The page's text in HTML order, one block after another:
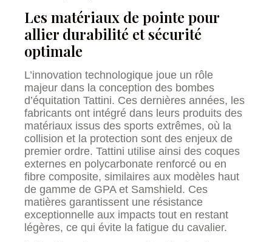
Les matériaux de pointe pour
allier durabilité et sécurité
optimale
L’innovation technologique joue un rôle
majeur dans la conception des bombes
d’équitation Tattini. Ces dernières années, les
fabricants ont intégré dans leurs produits des
matériaux issus des sports extrêmes, où la
collision et la protection sont des enjeux de
premier ordre. Tattini utilise ainsi des coques
externes en polycarbonate renforcé ou en
fibre composite, similaires aux modèles haut
de gamme de GPA et Samshield. Ces
matières garantissent une résistance
exceptionnelle aux impacts tout en restant
légères, ce qui évite la fatigue du cavalier.